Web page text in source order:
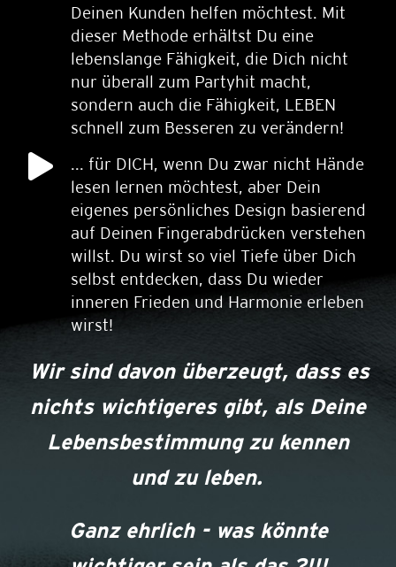
Deinen Kunden helfen möchtest. Mit
dieser Methode erhältst Du eine
lebenslange Fähigkeit, die Dich nicht
nur überall zum Partyhit macht,
sondern auch die Fähigkeit, LEBEN
schnell zum Besseren zu verändern!
... für DICH, wenn Du zwar nicht Hände
lesen lernen möchtest, aber Dein
eigenes persönliches Design basierend
auf Deinen Fingerabdrücken verstehen
willst. Du wirst so viel Tiefe über Dich
selbst entdecken, dass Du wieder
inneren Frieden und Harmonie erleben
wirst!
Wir sind davon überzeugt, dass es
nichts wichtigeres gibt, als Deine
Lebensbestimmung zu kennen
und zu leben.
Ganz ehrlich - was könnte